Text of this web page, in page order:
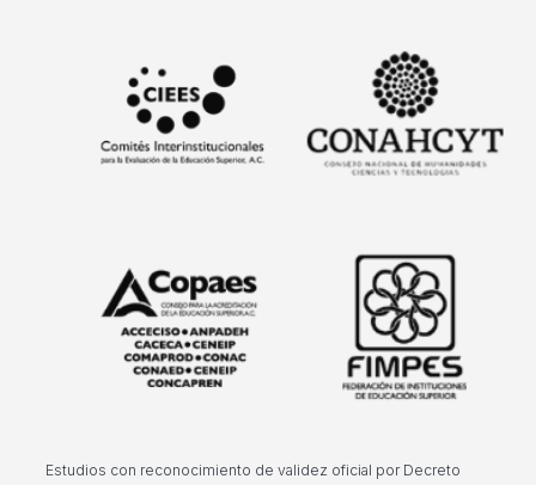
Estudios con reconocimiento de validez oficial por Decreto